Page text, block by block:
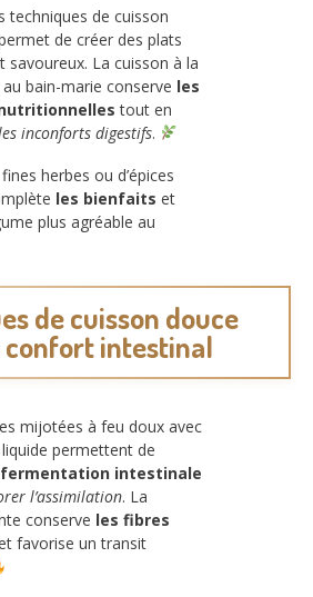
techniques de cuisson
de créer des plats
savoureux. La cuisson à la
bain-marie conserve les
tout en
inconforts digestifs.
herbes ou d’épices
les bienfaits et
plus agréable au
de cuisson douce
confort intestinal
mijotées à feu doux avec
permettent de
intestinale
l’assimilation. La
conserve les fibres
favorise un transit